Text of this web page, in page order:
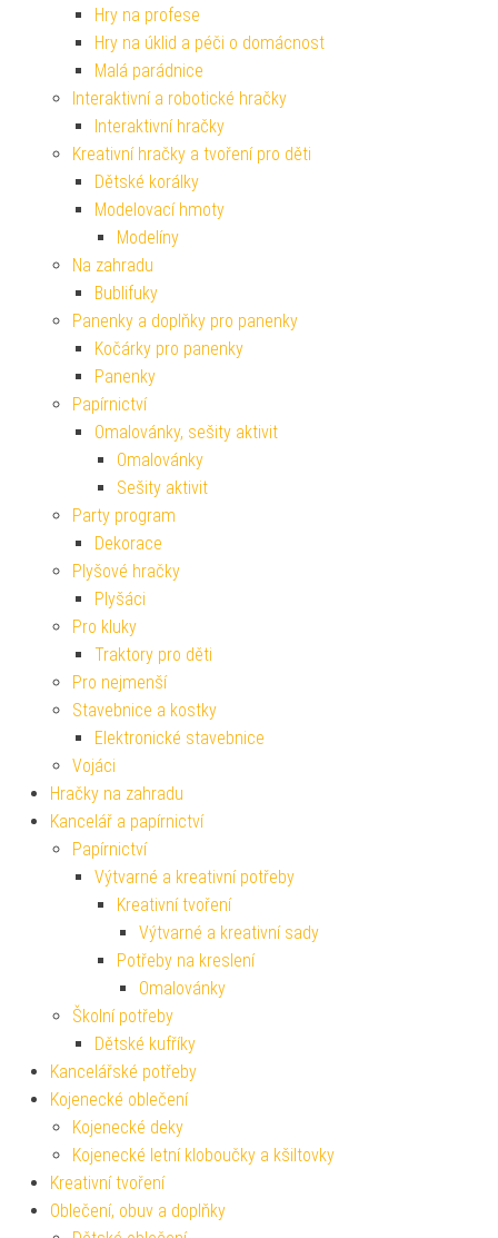
Hry na profese
Hry na úklid a péči o domácnost
Malá parádnice
Interaktivní a robotické hračky
Interaktivní hračky
Kreativní hračky a tvoření pro děti
Dětské korálky
Modelovací hmoty
Modelíny
Na zahradu
Bublifuky
Panenky a doplňky pro panenky
Kočárky pro panenky
Panenky
Papírnictví
Omalovánky, sešity aktivit
Omalovánky
Sešity aktivit
Party program
Dekorace
Plyšové hračky
Plyšáci
Pro kluky
Traktory pro děti
Pro nejmenší
Stavebnice a kostky
Elektronické stavebnice
Vojáci
Hračky na zahradu
Kancelář a papírnictví
Papírnictví
Výtvarné a kreativní potřeby
Kreativní tvoření
Výtvarné a kreativní sady
Potřeby na kreslení
Omalovánky
Školní potřeby
Dětské kufříky
Kancelářské potřeby
Kojenecké oblečení
Kojenecké deky
Kojenecké letní kloboučky a kšiltovky
Kreativní tvoření
Oblečení, obuv a doplňky